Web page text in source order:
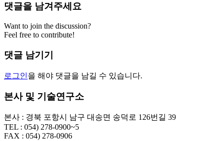
댓글을 남겨주세요
Want to join the discussion?
Feel free to contribute!
댓글 남기기
로그인을 해야 댓글을 남길 수 있습니다.
본사 및 기술연구소
본사 : 경북 포항시 남구 대송면 송덕로 126번길 39
TEL : 054) 278-0900~5
FAX : 054) 278-0906